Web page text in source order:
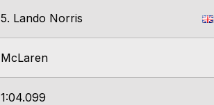
5. Lando Norris
McLaren
1:04.099